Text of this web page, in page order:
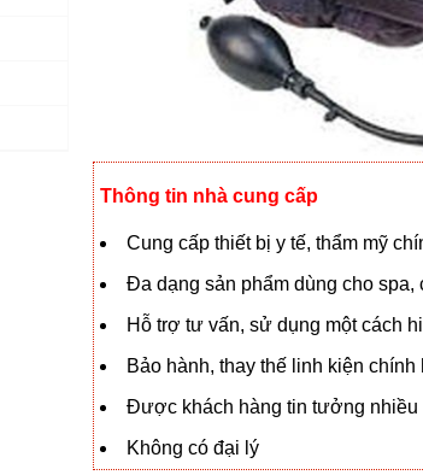
Thông tin nhà cung cấp
Cung cấp thiết bị y tế, thẩm mỹ
Đa dạng sản phẩm dùng cho spa,
Hỗ trợ tư vấn, sử dụng một cách
Bảo hành, thay thế linh kiện chính
Được khách hàng tin tưởng nhiều
Không có đại lý